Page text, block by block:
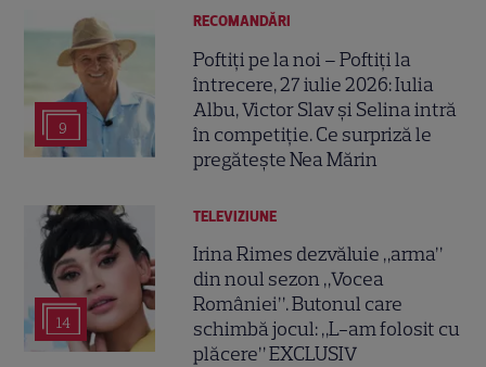
9
RECOMANDĂRI
Poftiți pe la noi – Poftiți la
întrecere, 27 iulie 2026: Iulia
Albu, Victor Slav și Selina intră
în competiție. Ce surpriză le
pregătește Nea Mărin
14
TELEVIZIUNE
Irina Rimes dezvăluie „arma”
din noul sezon „Vocea
României”. Butonul care
schimbă jocul: „L-am folosit cu
plăcere” EXCLUSIV